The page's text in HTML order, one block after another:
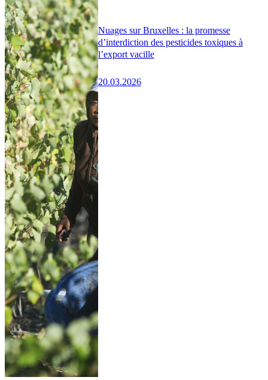
Nuages sur Bruxelles : la promesse
d’interdiction des pesticides toxiques à
l’export vacille
20.03.2026